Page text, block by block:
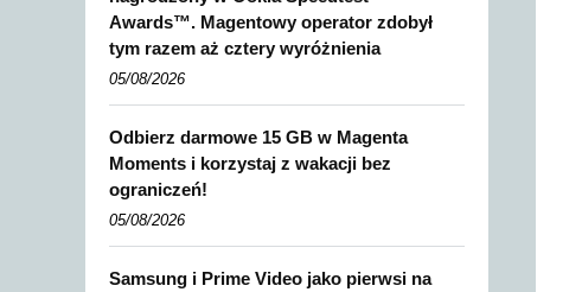
Awards™. Magentowy operator zdobył
tym razem aż cztery wyróżnienia
05/08/2026
Odbierz darmowe 15 GB w Magenta
Moments i korzystaj z wakacji bez
ograniczeń!
05/08/2026
Samsung i Prime Video jako pierwsi na